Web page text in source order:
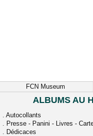
FCN Museum
ALBUMS AU
. Autocollants
. Presse - Panini - Livres -
. Dédicaces